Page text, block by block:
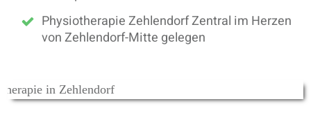
Physiotherapie Zehlendorf Zentral im Herzen
von Zehlendorf-Mitte gelegen